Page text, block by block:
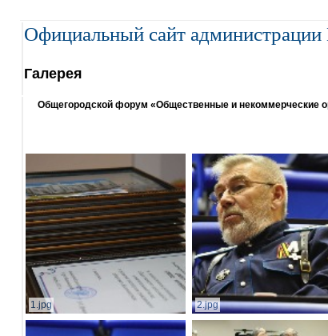
Официальный сайт
Галерея
Общегородской форум «Общественные и некоммерческие
1.jpg 2.jpg